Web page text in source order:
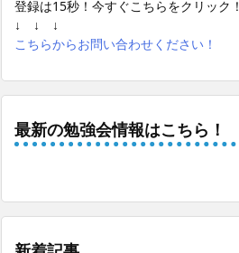
登録は15秒！今すぐこちらをクリック！
↓ ↓ ↓
こちらからお問い合わせください！
最新の勉強会情報はこちら！